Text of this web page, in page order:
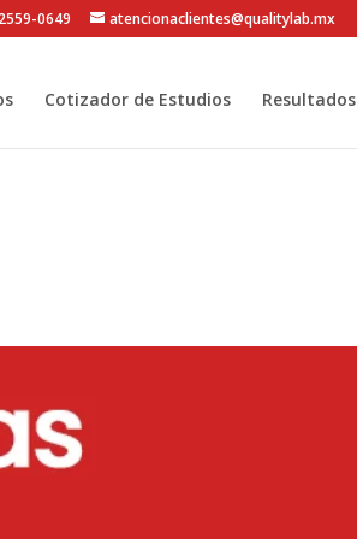
0649 atencionaclientes@qualitylab.mx
Cotizador de Estudios Resultados